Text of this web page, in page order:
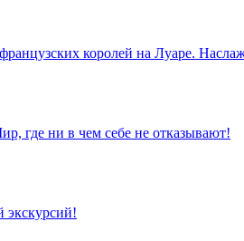
королей на Луаре.
где ни в чем себе не отказывают!
экскурсий!